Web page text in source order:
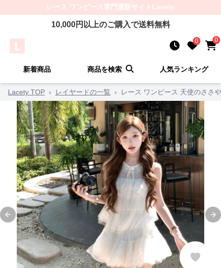
レース ワンピース専門通販サイト Lacety
10,000円以上のご購入で送料無料
0 0
新着商品 商品を検索 人気ランキング
Lacety TOP › レイヤードの一覧 › レース ワンピース 天使のささ
Previous slide